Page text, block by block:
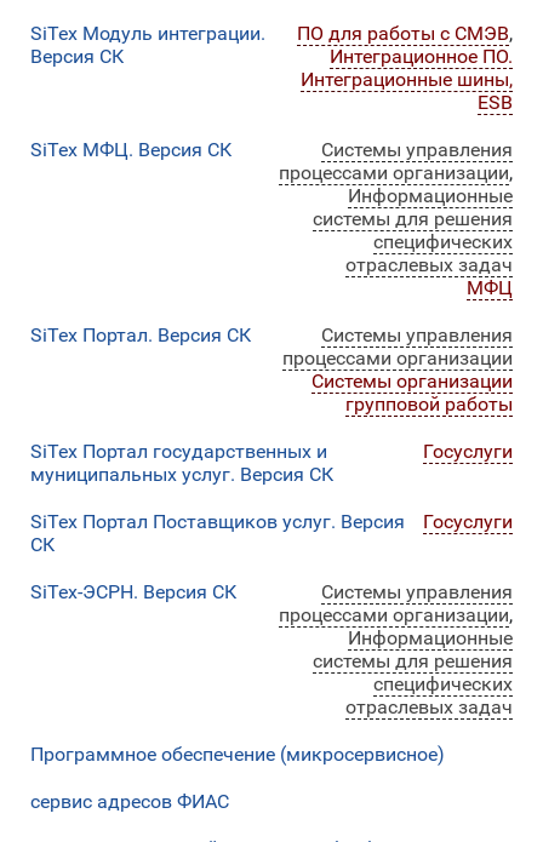
SiTex Модуль интеграции.
Версия СК
ПО для работы с СМЭВ,
Интеграционное ПО.
Интеграционные шины,
ESB
SiTex МФЦ. Версия СК
Системы управления
процессами организации,
Информационные
системы для решения
специфических
отраслевых задач
МФЦ
SiTex Портал. Версия СК
Системы управления
процессами организации
Системы организации
групповой работы
SiTex Портал государственных и
муниципальных услуг. Версия СК
Госуслуги
SiTex Портал Поставщиков услуг. Версия
СК
Госуслуги
SiTex-ЭСРН. Версия СК
Системы управления
процессами организации,
Информационные
системы для решения
специфических
отраслевых задач
Программное обеспечение (микросервисное)
сервис адресов ФИАС